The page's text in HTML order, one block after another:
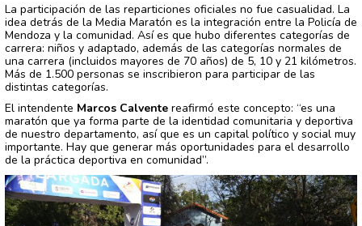
La participación de las reparticiones oficiales no fue casualidad. La
idea detrás de la Media Maratón es la integración entre la Policía de
Mendoza y la comunidad. Así es que hubo diferentes categorías de
carrera: niños y adaptado, además de las categorías normales de
una carrera (incluidos mayores de 70 años) de 5, 10 y 21 kilómetros.
Más de 1.500 personas se inscribieron para participar de las
distintas categorías.
El intendente Marcos Calvente reafirmó este concepto: “es una
maratón que ya forma parte de la identidad comunitaria y deportiva
de nuestro departamento, así que es un capital político y social muy
importante. Hay que generar más oportunidades para el desarrollo
de la práctica deportiva en comunidad”.